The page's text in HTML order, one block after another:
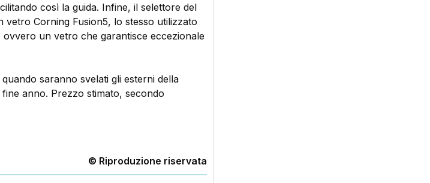
così la guida. Infine, il selettore del
vetro Corning Fusion5, lo stesso utilizzato
ovvero un vetro che garantisce eccezionale
saranno svelati gli esterni della
anno. Prezzo stimato, secondo
© Riproduzione riservata